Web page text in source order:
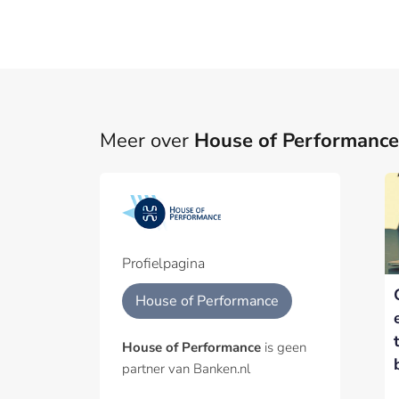
Meer over House of Performance
Profielpagina
House of Performance
House of Performance is geen
partner van Banken.nl
Een
het